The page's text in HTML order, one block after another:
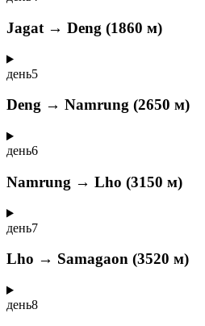
Jagat → Deng (1860 м)
день5
Deng → Namrung (2650 м)
день6
Namrung → Lho (3150 м)
день7
Lho → Samagaon (3520 м)
день8